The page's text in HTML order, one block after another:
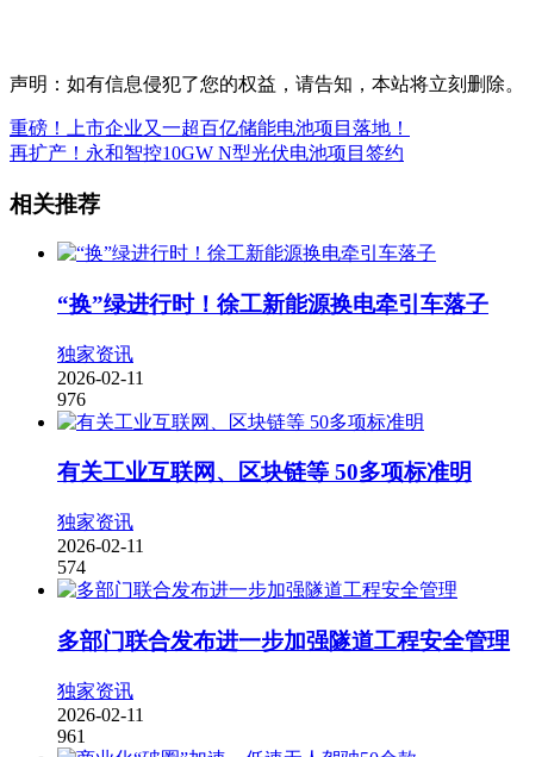
声明：如有信息侵犯了您的权益，请告知，本站将立刻删除。
重磅！上市企业又一超百亿储能电池项目落地！
再扩产！永和智控10GW N型光伏电池项目签约
相关推荐
“换”绿进行时！徐工新能源换电牵引车落子
独家资讯
2026-02-11
976
有关工业互联网、区块链等 50多项标准明
独家资讯
2026-02-11
574
多部门联合发布进一步加强隧道工程安全管理
独家资讯
2026-02-11
961